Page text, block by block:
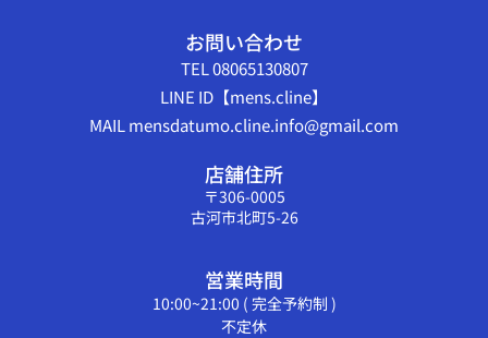
お問い合わせ
TEL 08065130807
LINE ID【mens.cline】
MAIL mensdatumo.cline.info@gmail.com
店舗住所
〒306-0005
古河市北町5-26
営業時間
10:00~21:00 ( 完全予約制 )
不定休